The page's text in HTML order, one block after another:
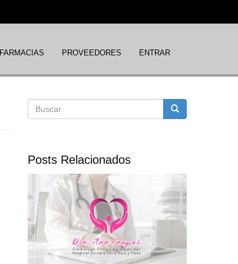
FARMACIAS PROVEEDORES ENTRAR
Formulario
búsqueda
Posts Relacionados